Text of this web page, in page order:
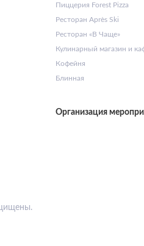
Пиццерия Forest Pizza
Ресторан Après Ski
Ресторан «В Чаще»
Кулинарный магазин и
Кофейня
Блинная
Организация